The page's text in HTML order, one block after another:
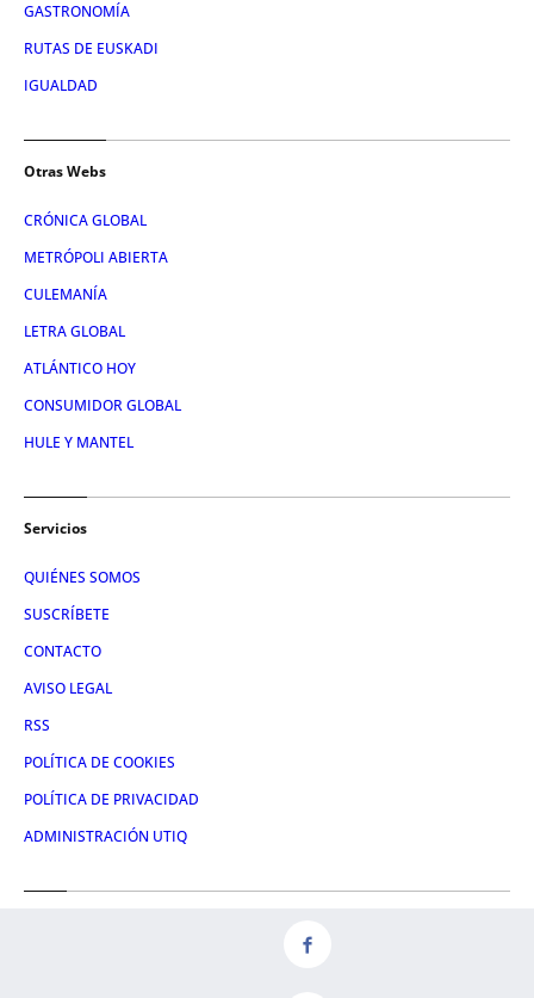
GASTRONOMÍA
RUTAS DE EUSKADI
IGUALDAD
Otras Webs
CRÓNICA GLOBAL
METRÓPOLI ABIERTA
CULEMANÍA
LETRA GLOBAL
ATLÁNTICO HOY
CONSUMIDOR GLOBAL
HULE Y MANTEL
Servicios
QUIÉNES SOMOS
SUSCRÍBETE
CONTACTO
AVISO LEGAL
RSS
POLÍTICA DE COOKIES
POLÍTICA DE PRIVACIDAD
ADMINISTRACIÓN UTIQ